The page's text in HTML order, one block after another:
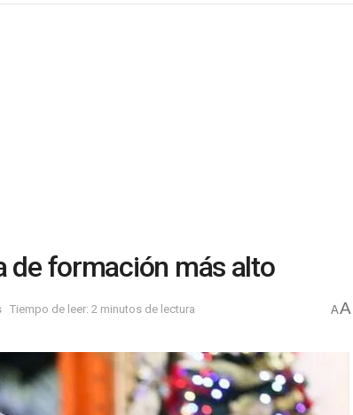
de formación más alto
Tiempo de leer: 2 minutos de lectura AA